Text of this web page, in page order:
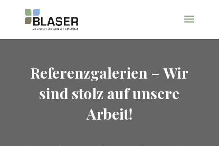
Referenzgalerien – Wir
sind stolz auf unsere
Arbeit!